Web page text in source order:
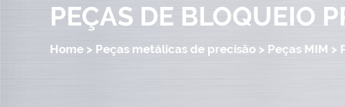
PEÇAS DE BLOQUEIO
Home > Peças metálicas de precisão > Peças MIM >